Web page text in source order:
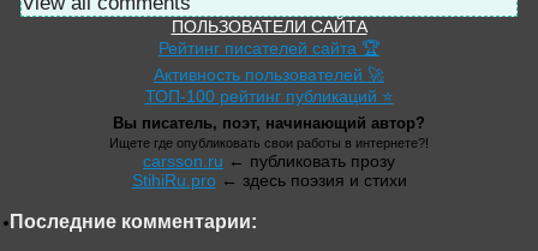
ПОЛЬЗОВАТЕЛИ САЙТА
Рейтинг писателей сайта 🏆
Активность пользователей 🚀
ТОП-100 рейтинг публикаций ⭐
Вы писатель, поэт, начинающий автор?
Ищете где опубликовать свои работы в интернете?!
carsson.ru ← публиковать прозу
StihiRu.pro ← здесь поэзия и стихи
Последние комментарии: